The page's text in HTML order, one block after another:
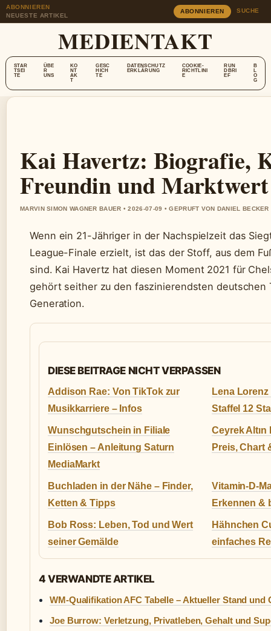
ABONNIEREN
NEUESTE ARTIKEL
ABONNIEREN SUCHE
MEDIENTAKT
STAR
TSEI
TE
ÜBE
R
UNS
KO
NT
AK
T
GESC
HICH
TE
DATENSCHUTZ
ERKLÄRUNG
COOKIE-
RICHTLINI
E
RUN
DBRI
EF
B
L
O
G
Kai Havertz: Biografie,
Freundin und Marktwert
MARVIN SIMON WAGNER BAUER • 2026-07-09 • GEPRUFT VON DANIEL BECKER
Wenn ein 21-Jähriger in der Nachspielzeit das
League-Finale erzielt, ist das der Stoff, aus dem
sind. Kai Havertz hat diesen Moment 2021 für
gehört seither zu den faszinierendsten deutschen
Generation.
DIESE BEITRAGE NICHT VERPASSEN
Addison Rae: Von TikTok zur
Musikkarriere – Infos
Lena
Staffel 12
Wunschgutschein in Filiale
Einlösen – Anleitung Saturn
MediaMarkt
Ceyrek
Preis, Chart
Buchladen in der Nähe – Finder,
Ketten & Tipps
Vitamin-D-
Erkennen &
Bob Ross: Leben, Tod und Wert
seiner Gemälde
Hähnchen
einfaches
4 VERWANDTE ARTIKEL
WM-Qualifikation AFC Tabelle – Aktueller Stand und
Joe Burrow: Verletzung, Privatleben, Gehalt und